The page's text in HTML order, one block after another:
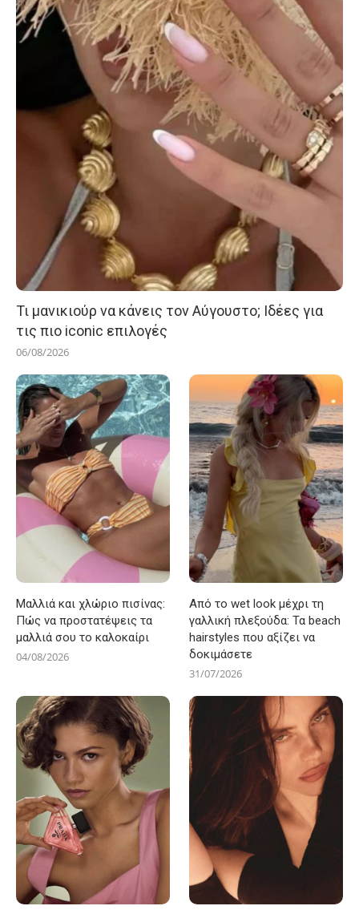
Τι μανικιούρ να κάνεις τον Αύγουστο; Ιδέες για
τις πιο iconic επιλογές
06/08/2026
Μαλλιά και χλώριο πισίνας:
Πώς να προστατέψεις τα
μαλλιά σου το καλοκαίρι
04/08/2026
Από το wet look μέχρι τη
γαλλική πλεξούδα: Τα beach
hairstyles που αξίζει να
δοκιμάσετε
31/07/2026